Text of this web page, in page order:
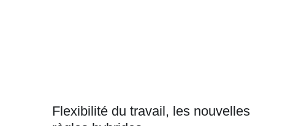
Flexibilité du travail, les nouvelles